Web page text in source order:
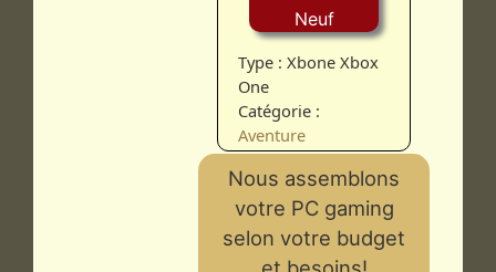
Neuf
Type : Xbone Xbox
One
Catégorie :
Aventure
Nous assemblons
votre PC gaming
selon votre budget